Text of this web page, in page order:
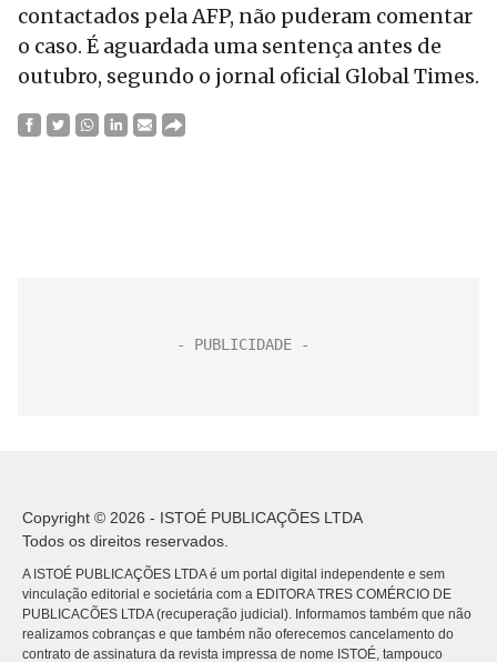
contactados pela AFP, não puderam comentar
o caso. É aguardada uma sentença antes de
outubro, segundo o jornal oficial Global Times.
Copyright © 2026 - ISTOÉ PUBLICAÇÕES LTDA
Todos os direitos reservados.
A ISTOÉ PUBLICAÇÕES LTDA é um portal digital independente e sem
vinculação editorial e societária com a EDITORA TRES COMÉRCIO DE
PUBLICACÕES LTDA (recuperação judicial). Informamos também que não
realizamos cobranças e que também não oferecemos cancelamento do
contrato de assinatura da revista impressa de nome ISTOÉ, tampouco